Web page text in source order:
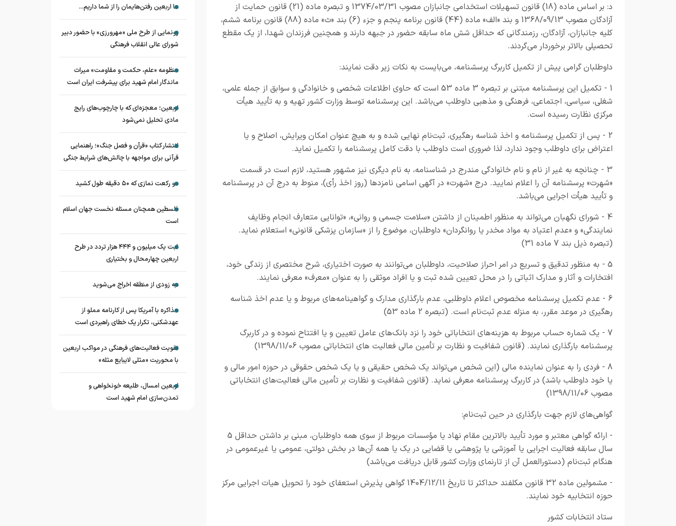
د: بر اساس ماده (18) قانون تسهیلات استخدامی جانبازان مصوب 1374/03/31 و تبصره ماده (21) قانون حمایت از
آزادگان مصوب 1368/09/13 و بند «الف» ماده (44) قانون برنامه پنجم و جزء (6) بند «ث» ماده (88) قانون برنامه ششم،
کلیه جانبازان، آزادگان، رزمندگانی که حداقل شش ماه سابقه حضور در جبهه دارند و همچنین فرزندان شهدا، از یک مقطع
تحصیلی بالاتر برخوردار می‌گردند.
داوطلبان گرامی پیش از تکمیل کاربرگ پرسشنامه، می‌بایست به نکات زیر دقت نمایند:
1 - تکمیل این پرسشنامه مبتنی بر تبصره 3 ماده 53 است که حاوی اطلاعات شخصی و خانوادگی و سوابق از جمله علمی،
شغلی، سیاسی، اجتماعی، فرهنگی و مذهبی داوطلب می‌باشد. این پرسشنامه توسط وزارت کشور تهیه و به تأیید هیأت
مرکزی نظارت رسیده است.
2 - پس از تکمیل پرسشنامه و اخذ شناسه رهگیری، ثبت‌نام نهایی شده و به هیچ عنوان امکان ویرایش، اصلاح و یا
اعتراض برای داوطلب وجود ندارد، لذا ضروری است داوطلب با دقت کامل پرسشنامه را تکمیل نماید.
3 - چنانچه به غیر از نام و نام خانوادگی مندرج در شناسنامه، به نام دیگری نیز مشهور هستید، لازم است در قسمت
«شهرت» پرسشنامه آن را اعلام نمایید. درج «شهرت» در آگهی اسامی نامزدها (روز اخذ رأی)، منوط به درج آن در پرسشنامه
و تأیید هیأت اجرایی می‌باشد.
4 - شورای نگهبان می‌تواند به منظور اطمینان از داشتن «سلامت جسمی و روانی»، «توانایی متعارف انجام وظایف
نمایندگی» و «عدم اعتیاد به مواد مخدر یا روانگردان» داوطلبان، موضوع را از «سازمان پزشکی قانونی» استعلام نماید.
(تبصره ذیل بند 7 ماده 31)
5 - به منظور تدقیق و تسریع در امر احراز صلاحیت، داوطلبان می‌توانند به صورت اختیاری، شرح مختصری از زندگی خود،
افتخارات و آثار و مدارک اثباتی را در محل تعیین شده ثبت و یا افراد موثقی را به عنوان «معرف» معرفی نمایند.
6 - عدم تکمیل پرسشنامه مخصوص اعلام داوطلبی، عدم بارگذاری مدارک و گواهینامه‌های مربوط و یا عدم اخذ شناسه
رهگیری در موعد مقرر، به منزله عدم ثبت‌نام است. (تبصره 2 ماده 53)
7 - یک شماره حساب مربوط به هزینه‌های انتخاباتی خود را نزد بانک‌های عامل تعیین و یا افتتاح نموده و در کاربرگ
پرسشنامه بارگذاری نمایند. (قانون شفافیت و نظارت بر تأمین مالی فعالیت های انتخاباتی مصوب 1398/11/06)
8 - فردی را به عنوان نماینده مالی (این شخص می‌تواند یک شخص حقیقی و یا یک شخص حقوقی در حوزه امور مالی و
یا خود داوطلب باشد) در کاربرگ پرسشنامه معرفی نماید. (قانون شفافیت و نظارت بر تأمین مالی فعالیت‌های انتخاباتی
مصوب 1398/11/06)
گواهی‌های لازم جهت بارگذاری در حین ثبت‌نام:
- ارائه گواهی معتبر و مورد تأیید بالاترین مقام نهاد یا مؤسسات مربوط از سوی همه داوطلبان، مبنی بر داشتن حداقل 5
سال سابقه فعالیت اجرایی یا آموزشی یا پژوهشی یا قضایی در یک یا همه آن‌ها در بخش دولتی، عمومی یا غیرعمومی در
هنگام ثبت‌نام (دستورالعمل آن از تارنمای وزارت کشور قابل دریافت می‌باشد)
- مشمولین ماده 32 قانون مکلفند حداکثر تا تاریخ 1404/12/11 گواهی پذیرش استعفای خود را تحویل هیات اجرایی مرکز
حوزه انتخابیه خود نمایند.
ستاد انتخابات کشور
ما اربعین رفتن‌هایمان را از شما داریم...
رونمایی از طرح ملی «مهرورزی» با حضور دبیر
شورای عالی انقلاب فرهنگی
منظومه «علم، حکمت و مقاومت» میراث
ماندگار امام شهید برای پیشرفت ایران است
اربعین؛ معجزه‌ای که با چارچوب‌های رایج
مادی تحلیل نمی‌شود
انتشار کتاب «قرآن و فصل جنگ»؛ راهنمایی
قرآنی برای مواجهه با چالش‌های شرایط جنگی
دو رکعت نمازی که ۵۰ دقیقه طول کشید
فلسطین همچنان مسئله نخست جهان اسلام
است
ثبت یک میلیون و ۴۴۴ هزار تردد در طرح
اربعین چهارمحال و بختیاری
به زودی از منطقه اخراج می‌شوید
مذاکره با آمریکا پس از کارنامه مملو از
عهدشکنی، تکرار یک خطای راهبردی است
تقویت فعالیت‌های فرهنگی در مواکب اربعین
با محوریت «مثلی لایبایع مثله»
اربعین امسال، طلیعه خونخواهی و
تمدن‌سازی امام شهید است